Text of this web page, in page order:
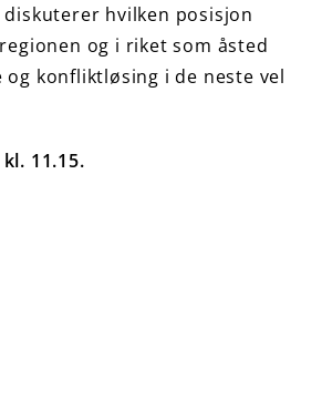
hvilken posisjon
og i riket som åsted
konfliktløsing i de neste vel
11.15.